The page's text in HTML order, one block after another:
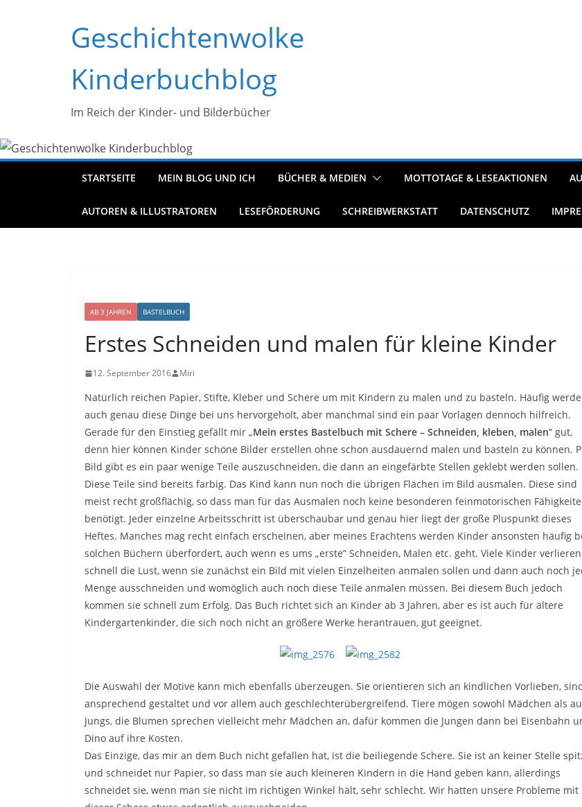
Geschichtenwolke
Kinderbuchblog
Im Reich der Kinder- und Bilderbücher
STARTSEITE MEIN BLOG UND ICH BÜCHER & MEDIEN MOTTOTAGE & LESEAKTIONEN
AUTOREN & ILLUSTRATOREN LESEFÖRDERUNG SCHREIBWERKSTATT DATENSCHUTZ
AB 3 JAHREN BASTELBUCH
Erstes Schneiden und malen für kleine Kinder
12. September 2016 Miri
Natürlich reichen Papier, Stifte, Kleber und Schere um mit Kindern zu malen und zu basteln. Häufig werde
auch genau diese Dinge bei uns hervorgeholt, aber manchmal sind ein paar Vorlagen dennoch hilfreich.
Gerade für den Einstieg gefällt mir „Mein erstes Bastelbuch mit Schere – Schneiden, kleben, malen“ gut,
denn hier können Kinder schöne Bilder erstellen ohne schon ausdauernd malen und basteln zu können.
Bild gibt es ein paar wenige Teile auszuschneiden, die dann an eingefärbte Stellen geklebt werden sollen.
Diese Teile sind bereits farbig. Das Kind kann nun noch die übrigen Flächen im Bild ausmalen. Diese sind
meist recht großflächig, so dass man für das Ausmalen noch keine besonderen feinmotorischen
benötigt. Jeder einzelne Arbeitsschritt ist überschaubar und genau hier liegt der große Pluspunkt dieses
Heftes. Manches mag recht einfach erscheinen, aber meines Erachtens werden Kinder ansonsten häufig
solchen Büchern überfordert, auch wenn es ums „erste“ Schneiden, Malen etc. geht. Viele Kinder verlieren
schnell die Lust, wenn sie zunächst ein Bild mit vielen Einzelheiten anmalen sollen und dann auch noch
Menge ausschneiden und womöglich auch noch diese Teile anmalen müssen. Bei diesem Buch jedoch
kommen sie schnell zum Erfolg. Das Buch richtet sich an Kinder ab 3 Jahren, aber es ist auch für ältere
Kindergartenkinder, die sich noch nicht an größere Werke herantrauen, gut geeignet.
Die Auswahl der Motive kann mich ebenfalls überzeugen. Sie orientieren sich an kindlichen Vorlieben,
ansprechend gestaltet und vor allem auch geschlechterübergreifend. Tiere mögen sowohl Mädchen als
Jungs, die Blumen sprechen vielleicht mehr Mädchen an, dafür kommen die Jungen dann bei Eisenbahn
Dino auf ihre Kosten.
Das Einzige, das mir an dem Buch nicht gefallen hat, ist die beiliegende Schere. Sie ist an keiner Stelle
und schneidet nur Papier, so dass man sie auch kleineren Kindern in die Hand geben kann, allerdings
schneidet sie, wenn man sie nicht im richtigen Winkel hält, sehr schlecht. Wir hatten unsere Probleme mit